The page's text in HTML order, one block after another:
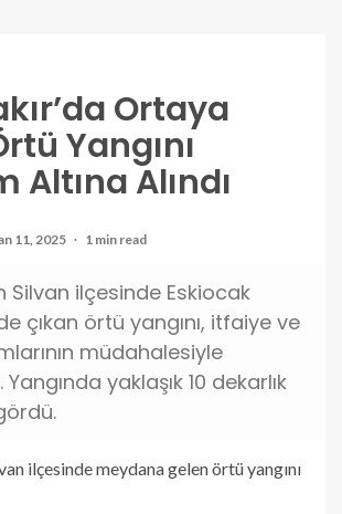
Ortaya
Yangını
Altına Alındı
11, 2025 1 min read
Silvan ilçesinde Eskiocak
çıkan örtü yangını, itfaiye ve
müdahalesiyle
yaklaşık 10 dekarlık
ilçesinde meydana gelen örtü yangını